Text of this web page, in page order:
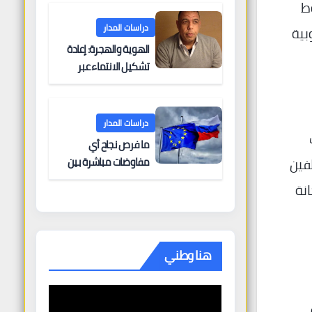
دراسات المدار
الهوية والهجرة: إعادة
تشكيل الانتماء عبر
دراسات المدار
ما فرص نجاح أي
مفاوضات مباشرة بين
هنا وطني